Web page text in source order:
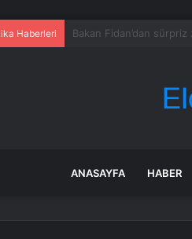
Haberleri Yalova’da DEAŞ
ANASAYFA HABER